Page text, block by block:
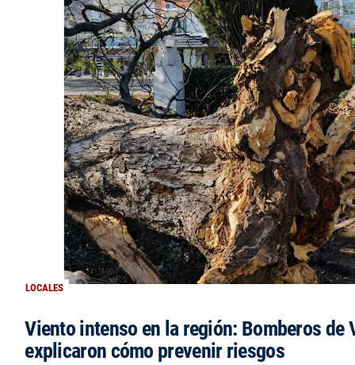
LOCALES
Viento intenso en la región: Bomberos de
explicaron cómo prevenir riesgos